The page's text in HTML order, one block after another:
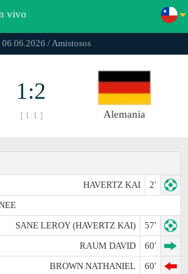
vivo
/ Amistosos
1:2
[ 1:1 ] Alemania
HAVERTZ KAI
2'
SANE LEROY (HAVERTZ KAI)
57'
RAUM DAVID
60'
BROWN NATHANIEL
60'